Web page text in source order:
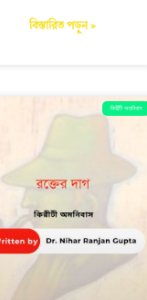
বিস্তারিত পড়ুন »
কিরীটী অমনিবাস